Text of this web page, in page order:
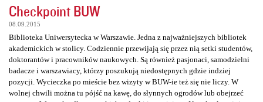
Checkpoint BUW
08.09.2015
Biblioteka Uniwersytecka w Warszawie. Jedna z najważniejszych bibliotek
akademickich w stolicy. Codziennie przewijają się przez nią setki studentów,
doktorantów i pracowników naukowych. Są również pasjonaci, samodzielni
badacze i warszawiacy, którzy poszukują niedostępnych gdzie indziej
pozycji. Wycieczka po mieście bez wizyty w BUW-ie też się nie liczy. W
wolnej chwili można tu pójść na kawę, do słynnych ogrodów lub obejrzeć